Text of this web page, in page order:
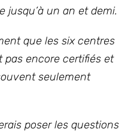
jusqu’à un an et demi.
que les six centres
pas encore certifiés et
seulement
poser les questions